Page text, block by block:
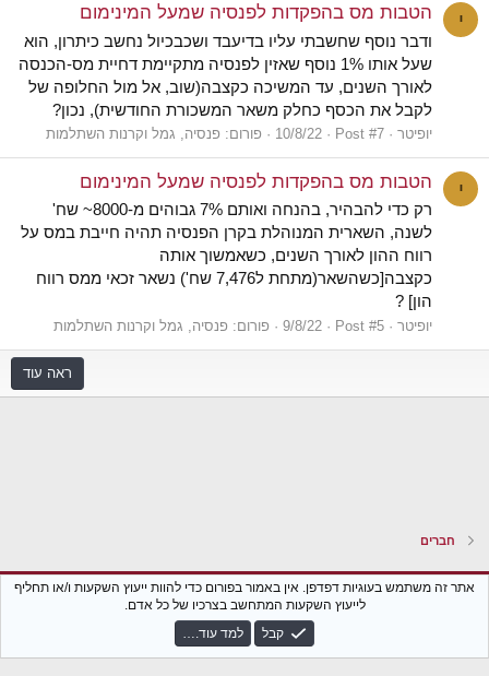
י הטבות מס בהפקדות לפנסיה שמעל המינימום
ודבר נוסף שחשבתי עליו בדיעבד ושכבכיול נחשב כיתרון, הוא
שעל אותו 1% נוסף שאזין לפנסיה מתקיימת דחיית מס-הכנסה
לאורך השנים, עד המשיכה כקצבה(שוב, אל מול החלופה של
לקבל את הכסף כחלק משאר המשכורת החודשית), נכון?
יופיטר Post #7
10/8/22 פורום: פנסיה, גמל וקרנות השתלמות
י הטבות מס בהפקדות לפנסיה שמעל המינימום
רק כדי להבהיר, בהנחה ואותם 7% גבוהים מ-8000~ שח'
לשנה, השארית המנוהלת בקרן הפנסיה תהיה חייבת במס על
רווח ההון לאורך השנים, כשאמשוך אותה
כקצבה[כשהשאר(מתחת ל7,476 שח') נשאר זכאי ממס רווח
הון] ?
יופיטר Post #5
9/8/22 פורום: פנסיה, גמל וקרנות השתלמות
ראה עוד
חברים
Xenforo Classic
עברית (he_IL)
תקנון הפורום מדיניות פרטיות
אתר זה משתמש בעוגיות דפדפן. אין באמור בפורום כדי להוות ייעוץ השקעות ו/או תחליף
לייעוץ השקעות המתחשב בצרכיו של כל אדם.
קבל
למד עוד.…